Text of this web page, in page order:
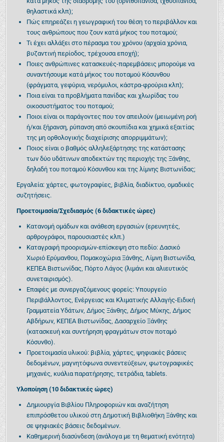
θηλαστικά κλπ);
Πώς επηρεάζει η γεωγραφική του θέση το περιβάλλον και
τους ανθρώπους που ζουν κατά μήκος του ποταμού;
Τι έχει αλλάξει στο πέρασμα του χρόνου (αρχαία χρόνια,
βυζαντινή περίοδος, τρέχουσα εποχή);
Ποιες ανθρώπινες κατασκευές-παρεμβάσεις μπορούμε να
συναντήσουμε κατά μήκος του ποταμού Κόσυνθου
(φράγματα, γεφύρια, νερόμυλοι, κάστρα-φρούρια κλπ);
Ποια είναι τα προβλήματα πανίδας και χλωρίδας του
οικοσυστήματος του ποταμού;
Ποιοι είναι οι παράγοντες που τον απειλούν (μειωμένη ροή
ή/και ξήρανση, ρύπανση από σκουπίδια και χημικά εξαιτίας
της μη ορθολογικής διαχείρισης απορριμμάτων);
Ποιος είναι ο βαθμός αλληλεξάρτησης της κατάστασης
των δύο υδάτινων αποδεκτών της περιοχής της Ξάνθης,
δηλαδή του ποταμού Κόσυνθου και της λίμνης Βιστωνίδας;
Εργαλεία: χάρτες, φωτογραφίες, βιβλία, διαδίκτυο, ομαδικές
συζητήσεις.
Προετοιμασία/Σχεδιασμός (6 διδακτικές ώρες)
Κατανομή ομάδων και ανάθεση εργασιών (ερευνητές,
αρθρογράφοι, παρουσιαστές κλπ.)
Καταγραφή προορισμών-επίσκεψη στο πεδίο: Δασικό
Χωριό Ερύμανθου, Πομακοχώρια Ξάνθης, Λίμνη Βιστωνίδα,
ΚΕΠΕΑ Βιστωνίδας, Πόρτο Λάγος (λιμάνι και αλιευτικός
συνεταιρισμός).
Επαφές με συνεργαζόμενους φορείς: Υπουργείο
Περιβάλλοντος, Ενέργειας και Κλιματικής Αλλαγής-Ειδική
Γραμματεία Υδάτων, Δήμος Ξάνθης, Δήμος Μύκης, Δήμος
Αβδήρων, ΚΕΠΕΑ Βιστωνίδας, Δασαρχείο Ξάνθης
(κατασκευή και συντήρηση φραγμάτων στον ποταμό
Κόσυνθο).
Προετοιμασία υλικού: βιβλία, χάρτες, ψηφιακές βάσεις
δεδομένων, μαγνητόφωνα συνεντεύξεων, φωτογραφικές
μηχανές, κυάλια παρατήρησης, τετράδια, tablets.
Υλοποίηση (10 διδακτικές ώρες)
Δημιουργία Βιβλίου Πληροφοριών και αναζήτηση
επιπρόσθετου υλικού στη Δημοτική Βιβλιοθήκη Ξάνθης και
σε ψηφιακές βάσεις δεδομένων.
Καθημερινή διασύνδεση (ανάλογα με τη θεματική ενότητα)